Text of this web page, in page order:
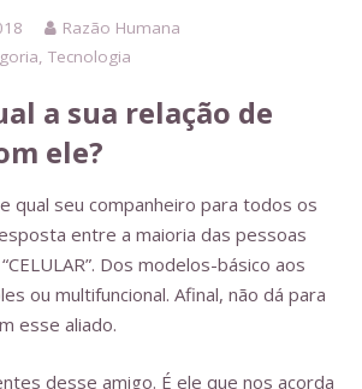
Razão Humana
, Tecnologia
a sua relação de
ele?
qual seu companheiro para todos os
entre a maioria das pessoas
Dos modelos-básico aos
ou multifuncional. Afinal, não dá para
esse aliado.
desse amigo. É ele que nos acorda